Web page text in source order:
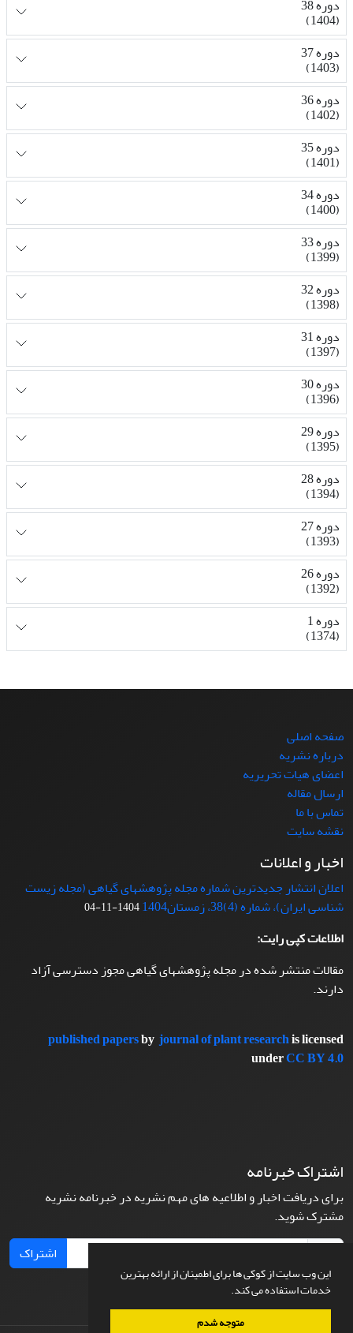
این وب سایت از کوکی ها برای اطمینان از ارائه بهترین
خدمات استفاده می کند.
متوجه شدم
دوره 38
(1404)
دوره 37
(1403)
دوره 36
(1402)
دوره 35
(1401)
دوره 34
(1400)
دوره 33
(1399)
دوره 32
(1398)
دوره 31
(1397)
دوره 30
(1396)
دوره 29
(1395)
دوره 28
(1394)
دوره 27
(1393)
دوره 26
(1392)
دوره 1
(1374)
صفحه اصلی
درباره نشریه
اعضای هیات تحریریه
ارسال مقاله
تماس با ما
نقشه سایت
اخبار و اعلانات
اعلان انتشار جدیدترین شماره مجله پژوهشهای گیاهی (مجله زیست
شناسی ایران)، شماره (4)38، زمستان1404
1404-11-04
اطلاعات کپی رایت:
مقالات منتشر شده در مجله پژوهشهای گیاهی مجوز دسترسی آزاد
دارند.
published papersbyjournal of plant researchis licensed
underCC BY 4.0
اشتراک خبرنامه
برای دریافت اخبار و اطلاعیه های مهم نشریه در خبرنامه نشریه
مشترک شوید.
اشتراک